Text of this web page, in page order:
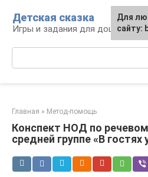
контенту
Детская сказка
Игры и задания для
Главная » Метод-помощь
Конспект НОД по
средней группе «В гостях
Для
сайту: